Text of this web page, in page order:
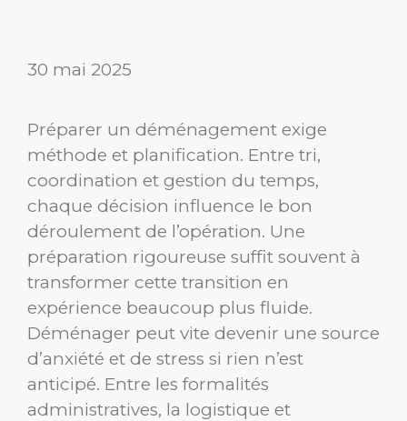
30 mai 2025
Préparer un déménagement exige
méthode et planification. Entre tri,
coordination et gestion du temps,
chaque décision influence le bon
déroulement de l’opération. Une
préparation rigoureuse suffit souvent à
transformer cette transition en
expérience beaucoup plus fluide.
Déménager peut vite devenir une source
d’anxiété et de stress si rien n’est
anticipé. Entre les formalités
administratives, la logistique et